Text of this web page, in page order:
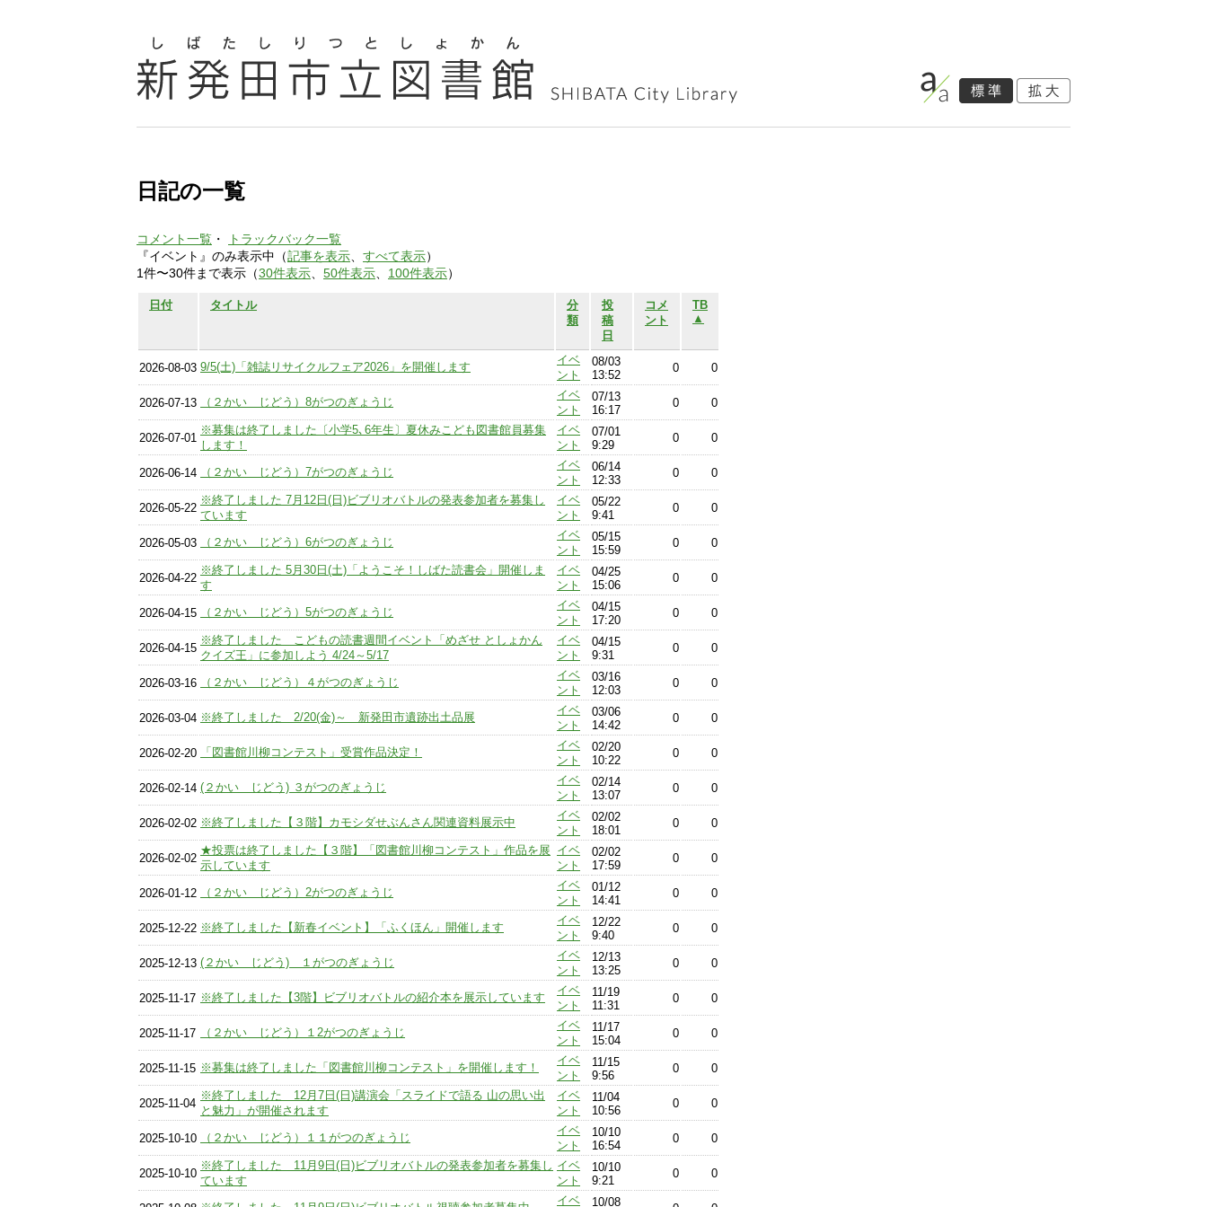
日記の一覧
コメント一覧 ・
トラックバック一覧
『イベント』のみ表示中（記事を表示 すべて表示）
1件〜30件まで表示（30件表示 50件表示 100件表示）
日付 タイトル
分
類
投
稿
日
コメ
ント
TB
▲
2026-08-03 9/5(土)「雑誌リサイクルフェア2026」を開催します
イベ
ント
08/03
13:52
0 0
2026-07-13 （２かい じどう）8がつのぎょうじ
イベ
ント
07/13
16:17
0 0
2026-07-01
※募集は終了しました〔小学5､6年生〕夏休みこども図書館員募集
します！
イベ
ント
07/01
9:29
0 0
2026-06-14 （２かい じどう）7がつのぎょうじ
イベ
ント
06/14
12:33
0 0
2026-05-22
※終了しました 7月12日(日)ビブリオバトルの発表参加者を募集し
ています
イベ
ント
05/22
9:41
0 0
2026-05-03 （２かい じどう）6がつのぎょうじ
イベ
ント
05/15
15:59
0 0
2026-04-22
※終了しました 5月30日(土)「ようこそ！しばた読書会」開催しま
す
イベ
ント
04/25
15:06
0 0
2026-04-15 （２かい じどう）5がつのぎょうじ
イベ
ント
04/15
17:20
0 0
2026-04-15
※終了しました こどもの読書週間イベント「めざせ としょかん
クイズ王」に参加しよう 4/24～5/17
イベ
ント
04/15
9:31
0 0
2026-03-16 （２かい じどう）４がつのぎょうじ
イベ
ント
03/16
12:03
0 0
2026-03-04 ※終了しました 2/20(金)～ 新発田市遺跡出土品展
イベ
ント
03/06
14:42
0 0
2026-02-20 「図書館川柳コンテスト」受賞作品決定！
イベ
ント
02/20
10:22
0 0
2026-02-14 (２かい じどう) ３がつのぎょうじ
イベ
ント
02/14
13:07
0 0
2026-02-02 ※終了しました【３階】カモシダせぶんさん関連資料展示中
イベ
ント
02/02
18:01
0 0
2026-02-02
★投票は終了しました【３階】「図書館川柳コンテスト」作品を展
示しています
イベ
ント
02/02
17:59
0 0
2026-01-12 （２かい じどう）2がつのぎょうじ
イベ
ント
01/12
14:41
0 0
2025-12-22 ※終了しました【新春イベント】「ふくほん」開催します
イベ
ント
12/22
9:40
0 0
2025-12-13 (２かい じどう) １がつのぎょうじ
イベ
ント
12/13
13:25
0 0
2025-11-17 ※終了しました【3階】ビブリオバトルの紹介本を展示しています
イベ
ント
11/19
11:31
0 0
2025-11-17 （２かい じどう）１2がつのぎょうじ
イベ
ント
11/17
15:04
0 0
2025-11-15 ※募集は終了しました「図書館川柳コンテスト」を開催します！
イベ
ント
11/15
9:56
0 0
2025-11-04
※終了しました 12月7日(日)講演会「スライドで語る 山の思い出
と魅力」が開催されます
イベ
ント
11/04
10:56
0 0
2025-10-10 （２かい じどう）１１がつのぎょうじ
イベ
ント
10/10
16:54
0 0
2025-10-10
※終了しました 11月9日(日)ビブリオバトルの発表参加者を募集し
ています
イベ
ント
10/10
9:21
0 0
イベ 10/08